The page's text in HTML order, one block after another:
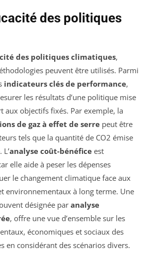
des politiques
des politiques climatiques,
peuvent être utilisés. Parmi
indicateurs clés de performance,
les résultats d’une politique mise
objectifs fixés. Par exemple, la
de gaz à effet de serre peut être
tels que la quantité de CO2 émise
analyse coût-bénéfice est
elle aide à peser les dépenses
le changement climatique face aux
environnementaux à long terme. Une
désignée par analyse
, offre une vue d’ensemble sur les
économiques et sociaux des
en considérant des scénarios divers.